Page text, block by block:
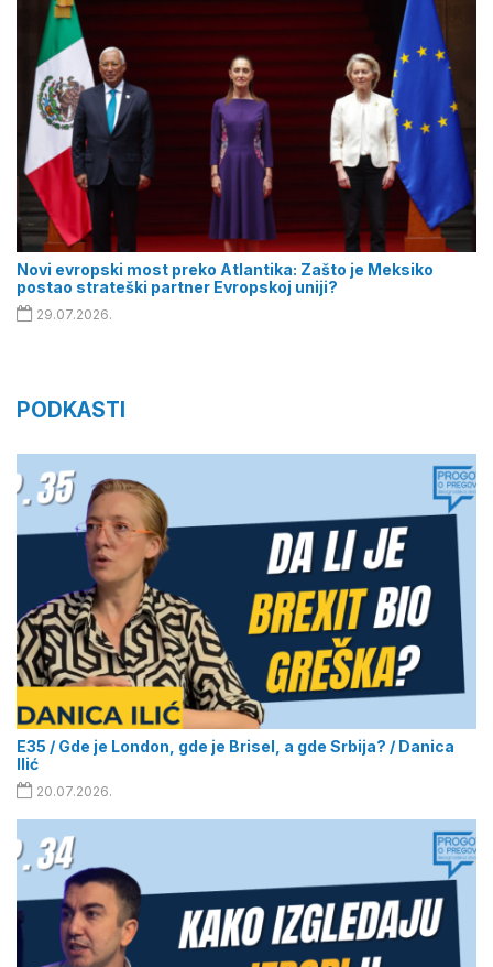
Novi evropski most preko Atlantika: Zašto je Meksiko
postao strateški partner Evropskoj uniji?
29.07.2026.
PODKASTI
E35 / Gde je London, gde je Brisel, a gde Srbija? / Danica
Ilić
20.07.2026.